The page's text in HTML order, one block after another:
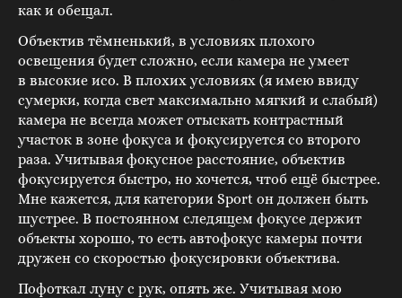
как и обещал.
Объектив тёмненький, в условиях плохого
освещения будет сложно, если камера не умеет
в высокие исо. В плохих условиях (я имею ввиду
сумерки, когда свет максимально мягкий и слабый)
камера не всегда может отыскать контрастный
участок в зоне фокуса и фокусируется со второго
раза. Учитывая фокусное расстояние, объектив
фокусируется быстро, но хочется, чтоб ещё быстрее.
Мне кажется, для категории Sport он должен быть
шустрее. В постоянном следящем фокусе держит
объекты хорошо, то есть автофокус камеры почти
дружен со скоростью фокусировки объектива.
Пофоткал луну с рук, опять же. Учитывая мою